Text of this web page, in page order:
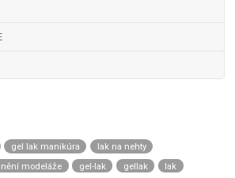
gel lak manikúra
lak na nehty
modeláže gel-lak gellak
lak